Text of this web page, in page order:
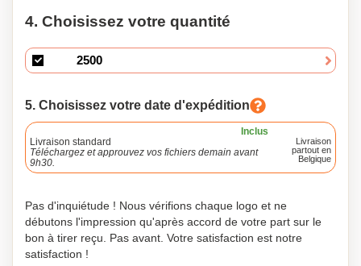
4. Choisissez votre quantité
5. Choisissez votre date d'expédition
Inclus
Livraison standard
Téléchargez et approuvez vos fichiers demain avant
9h30.
Livraison
partout en
Belgique
Pas d'inquiétude ! Nous vérifions chaque logo et ne
débutons l'impression qu'après accord de votre part sur le
bon à tirer reçu. Pas avant. Votre satisfaction est notre
satisfaction !